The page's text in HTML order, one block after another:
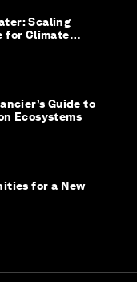
Scaling
for Climate
Guide to
Ecosystems
for a New